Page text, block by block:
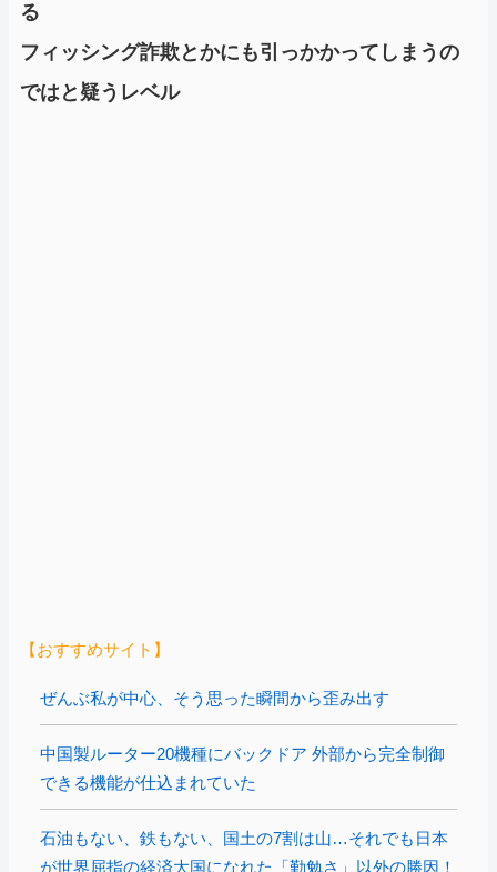
る
フィッシング詐欺とかにも引っかかってしまうの
ではと疑うレベル
【おすすめサイト】
ぜんぶ私が中心、そう思った瞬間から歪み出す
中国製ルーター20機種にバックドア 外部から完全制御
できる機能が仕込まれていた
石油もない、鉄もない、国土の7割は山…それでも日本
が世界屈指の経済大国になれた「勤勉さ」以外の勝因！